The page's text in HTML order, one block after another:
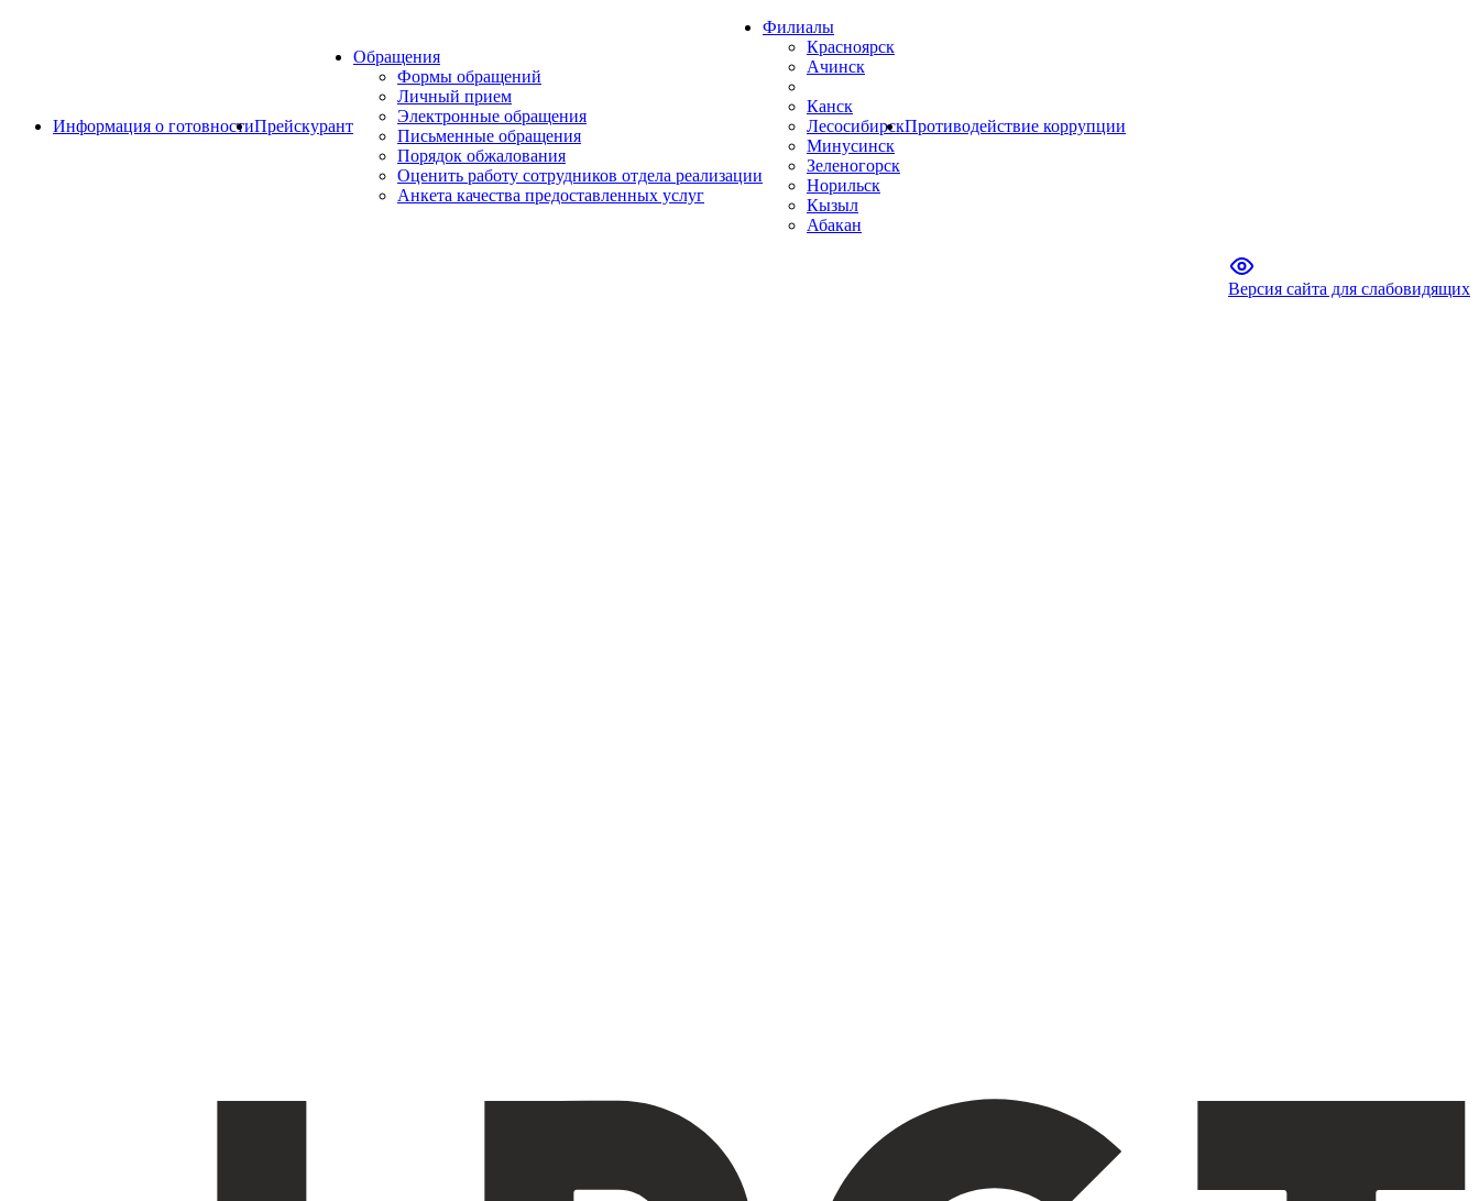
Информация о готовностиПрейскурант
Обращения
Формы обращений
Личный прием
Электронные обращения
Письменные обращения
Порядок обжалования
Оценить работу сотрудников отдела реализации
Анкета качества предоставленных услуг
Филиалы
Красноярск
Ачинск
Канск
Лесосибирск
Минусинск
Зеленогорск
Норильск
Кызыл
Абакан
Противодействие коррупции
Версия сайта для слабовидящих